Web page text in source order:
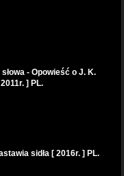
słowa - Opowieść o J. K.
] PL.
sidła [ 2016r. ] PL.